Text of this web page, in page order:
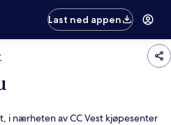
Last ned appen
i nærheten av CC Vest kjøpesenter